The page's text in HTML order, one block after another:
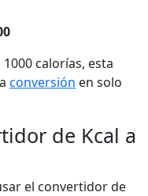
calorías, esta
conversión en solo
de Kcal a
el convertidor de